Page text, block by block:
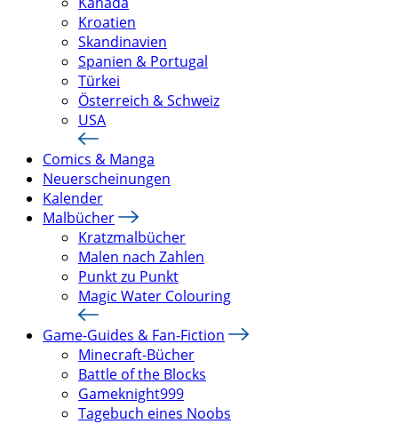
Kroatien
Skandinavien
Spanien & Portugal
Türkei
Österreich & Schweiz
USA
Comics & Manga
Neuerscheinungen
Kalender
Malbücher
Kratzmalbücher
Malen nach Zahlen
Punkt zu Punkt
Magic Water Colouring
Game-Guides & Fan-Fiction
Minecraft-Bücher
Battle of the Blocks
Gameknight999
Tagebuch eines Noobs